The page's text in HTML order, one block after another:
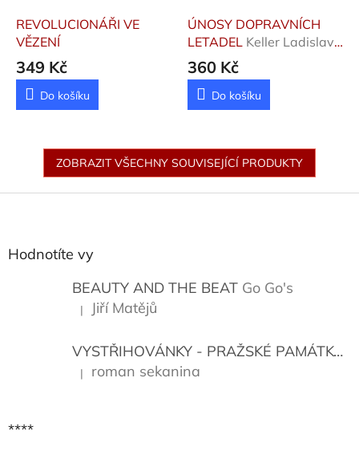
REVOLUCIONÁŘI VE
VĚZENÍ
349 Kč
Do košíku
ÚNOSY DOPRAVNÍCH
LETADEL Keller Ladislav,
Roverdynský Bohdan
360 Kč
Do košíku
ZOBRAZIT VŠECHNY SOUVISEJÍCÍ PRODUKTY
Hodnotíte vy
BEAUTY AND THE BEAT Go Go's
Hodnocení produktu je 5 z 5 hvězdiček.
| Jiří Matějů
VYSTŘIHOVÁNKY - PRAŽSKÉ PAMÁTKY
Hodnocení produktu je 5 z 5 hvězdiček.
| roman sekanina
****